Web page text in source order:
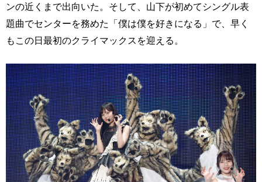
ンの近くまで出向いた。そして、山下が初めてシングル表
題曲でセンターを務めた「僕は僕を好きになる」で、早く
もこの日最初のクライマックスを迎える。